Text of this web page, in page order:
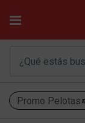
Promo Pelotas